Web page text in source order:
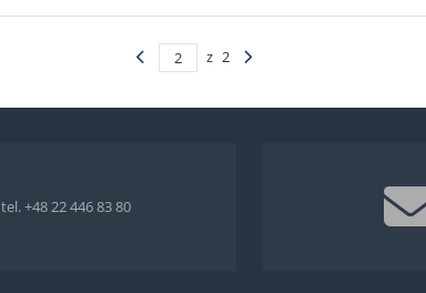
z 2
tel.+48 22 446 83 80